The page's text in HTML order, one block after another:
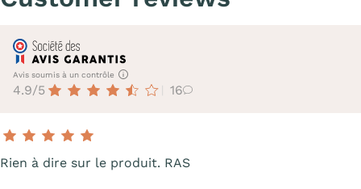
Avis soumis à un contrôle
4.9/5 16
Rien à dire sur le produit. RAS